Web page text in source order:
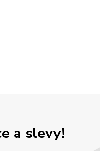
a slevy!